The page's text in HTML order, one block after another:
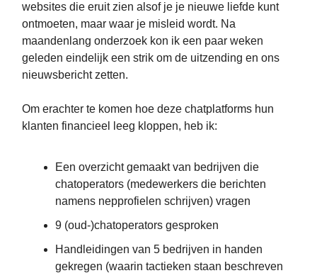
websites die eruit zien alsof je je nieuwe liefde kunt
ontmoeten, maar waar je misleid wordt. Na
maandenlang onderzoek kon ik een paar weken
geleden eindelijk een strik om de uitzending en ons
nieuwsbericht zetten.
Om erachter te komen hoe deze chatplatforms hun
klanten financieel leeg kloppen, heb ik:
Een overzicht gemaakt van bedrijven die
chatoperators (medewerkers die berichten
namens nepprofielen schrijven) vragen
9 (oud-)chatoperators gesproken
Handleidingen van 5 bedrijven in handen
gekregen (waarin tactieken staan beschreven